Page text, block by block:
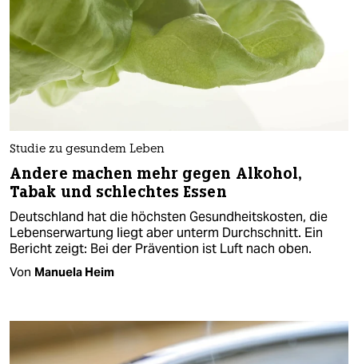
Studie zu gesundem Leben
Andere machen mehr gegen Alkohol,
Tabak und schlechtes Essen
Deutschland hat die höchsten Gesundheitskosten, die
Lebenserwartung liegt aber unterm Durchschnitt. Ein
Bericht zeigt: Bei der Prävention ist Luft nach oben.
Von Manuela Heim